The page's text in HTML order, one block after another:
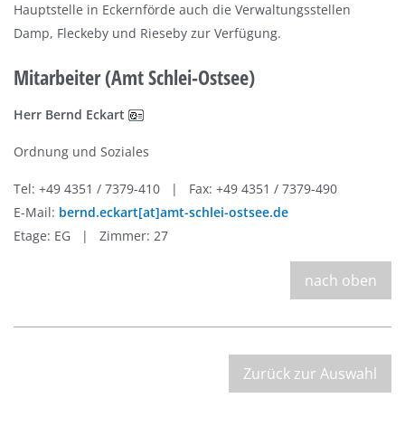
Hauptstelle in Eckernförde auch die Verwaltungsstellen
Damp, Fleckeby und Rieseby zur Verfügung.
Mitarbeiter (Amt Schlei-Ostsee)
Herr Bernd Eckart
Ordnung und Soziales
Tel: +49 4351 / 7379-410 | Fax: +49 4351 / 7379-490
E-Mail: bernd.eckart[at]amt-schlei-ostsee.de
Etage: EG | Zimmer: 27
nach oben
Zurück zur Auswahl